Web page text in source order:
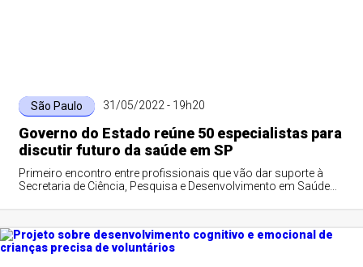
São Paulo 31/05/2022 - 19h20
Governo do Estado reúne 50 especialistas para
discutir futuro da saúde em SP
Primeiro encontro entre profissionais que vão dar suporte à
Secretaria de Ciência, Pesquisa e Desenvolvimento em Saúde